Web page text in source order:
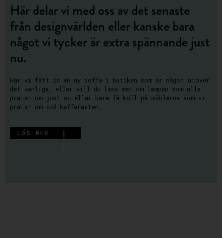
Här delar vi med oss av det senaste
från designvärlden eller kanske bara
något vi tycker är extra spännande just
nu.
Har vi fått in en ny soffa i butiken som är något utöver
det vanliga, eller vill du läsa mer om lampan som alla
pratar om just nu eller bara få koll på möblerna som vi
pratar om vid kafferasten.
LÄS MER